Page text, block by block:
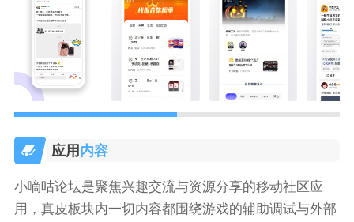
应用 内容
小嘀咕论坛是聚焦兴趣交流与资源分享的移动社区应
用，真皮板块内一切内容都围绕游戏的辅助调试与外部